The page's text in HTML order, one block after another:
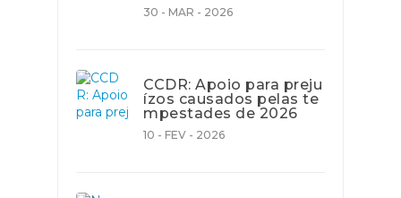
30 - MAR - 2026
CCDR: Apoio para preju
ízos causados pelas te
mpestades de 2026
10 - FEV - 2026